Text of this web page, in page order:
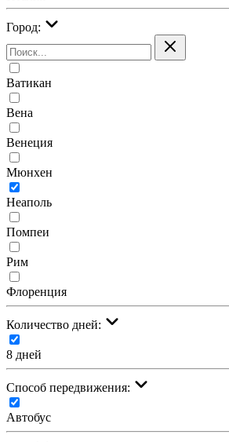
Город:
Ватикан
Вена
Венеция
Мюнхен
Неаполь
Помпеи
Рим
Флоренция
Количество дней:
8 дней
Cпособ передвижения:
Автобус